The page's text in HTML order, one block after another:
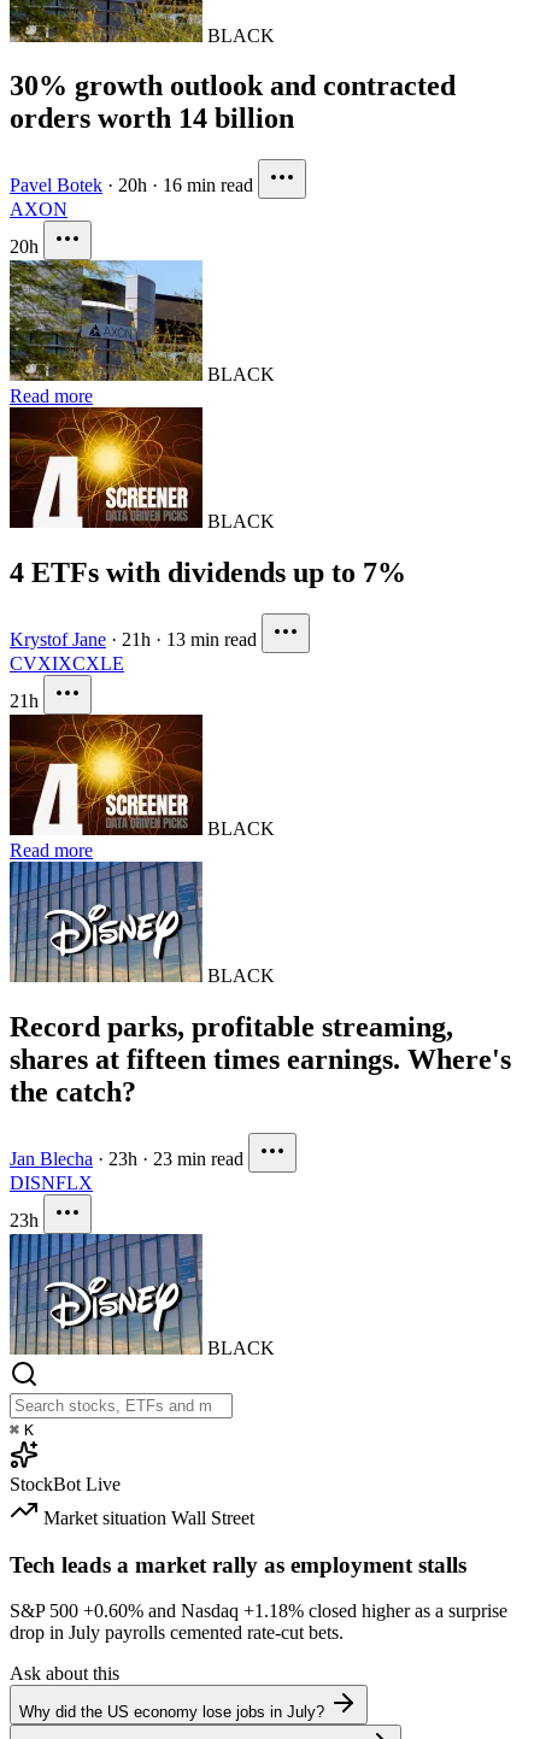
BLACK
30% growth outlook and contracted
orders worth 14 billion
Pavel Botek · 20h · 16 min read
AXON
20h
BLACK
Read more
BLACK
4 ETFs with dividends up to 7%
Krystof Jane · 21h · 13 min read
CVXIXCXLE
21h
BLACK
Read more
BLACK
Record parks, profitable streaming,
shares at fifteen times earnings. Where's
the catch?
Jan Blecha · 23h · 23 min read
DISNFLX
23h
BLACK
⌘ K
StockBot Live
Market situation Wall Street
Tech leads a market rally as employment stalls
S&P 500 +0.60% and Nasdaq +1.18% closed higher as a surprise
drop in July payrolls cemented rate-cut bets.
Ask about this
Why did the US economy lose jobs in July?